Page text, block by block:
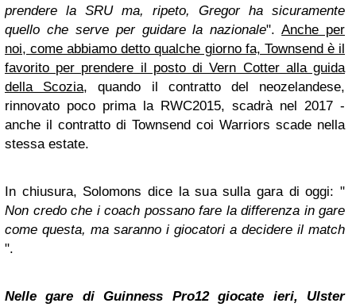
prendere la SRU ma, ripeto, Gregor ha sicuramente
quello che serve per guidare la nazionale".Anche per
noi, come abbiamo detto qualche giorno fa, Townsend è il
favorito per prendere il posto di Vern Cotter alla guida
della Scozia, quando il contratto del neozelandese,
rinnovato poco prima la RWC2015, scadrà nel 2017 -
anche il contratto di Townsend coi Warriors scade nella
stessa estate.
In chiusura, Solomons dice la sua sulla gara di oggi: "
Non credo che i coach possano fare la differenza in gare
come questa, ma saranno i giocatori a decidere il match
".
Nelle gare di Guinness Pro12 giocate ieri, Ulster